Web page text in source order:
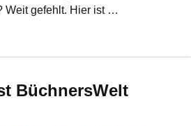
Weit gefehlt. Hier ist …
BüchnersWelt